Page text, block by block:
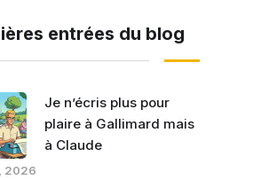
entrées du blog
Je n’écris plus pour
plaire à Gallimard mais
à Claude
2026